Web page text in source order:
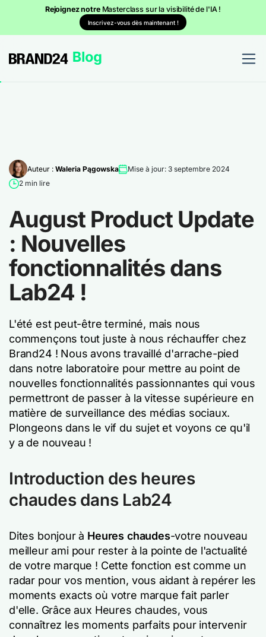
Rejoignez notre Masterclass sur la visibilité de l'IA !
Inscrivez-vous dès maintenant !
Auteur : Waleria Pągowska
Mise à jour: 3 septembre 2024
2 min lire
August Product Update
: Nouvelles
fonctionnalités dans
Lab24 !
L'été est peut-être terminé, mais nous
commençons tout juste à nous réchauffer chez
Brand24 ! Nous avons travaillé d'arrache-pied
dans notre laboratoire pour mettre au point de
nouvelles fonctionnalités passionnantes qui vous
permettront de passer à la vitesse supérieure en
matière de surveillance des médias sociaux.
Plongeons dans le vif du sujet et voyons ce qu'il
y a de nouveau !
Introduction des heures
chaudes dans Lab24
Dites bonjour à Heures chaudes-votre nouveau
meilleur ami pour rester à la pointe de l'actualité
de votre marque ! Cette fonction est comme un
radar pour vos mention, vous aidant à repérer les
moments exacts où votre marque fait parler
d'elle. Grâce aux Heures chaudes, vous
connaîtrez les moments parfaits pour intervenir